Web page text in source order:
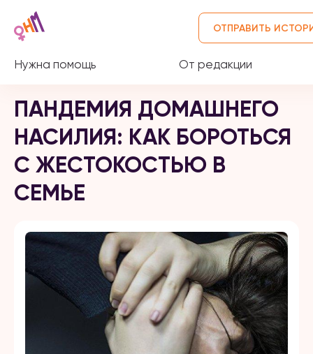
Нужна помощь От редакции
ОТПРАВИТЬ
ПАНДЕМИЯ ДОМАШНЕГО
НАСИЛИЯ: КАК БОРОТЬСЯ
С ЖЕСТОКОСТЬЮ В
СЕМЬЕ